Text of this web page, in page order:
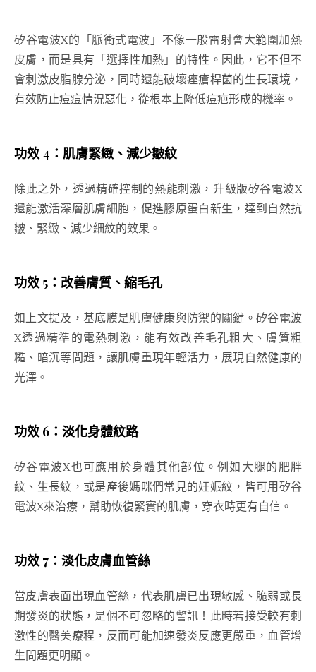
矽谷電波X的「脈衝式電波」不像一般雷射會大範圍加熱
皮膚，而是具有「選擇性加熱」的特性。因此，它不但不
會刺激皮脂腺分泌，同時還能破壞痤瘡桿菌的生長環境，
有效防止痘痘情況惡化，從根本上降低痘疤形成的機率。
功效 4：肌膚緊緻、減少皺紋
除此之外，透過精確控制的熱能刺激，升級版矽谷電波X
還能激活深層肌膚細胞，促進膠原蛋白新生，達到自然抗
皺、緊緻、減少細紋的效果。
功效 5：改善膚質、縮毛孔
如上文提及，基底膜是肌膚健康與防禦的關鍵。矽谷電波
X透過精準的電熱刺激，能有效改善毛孔粗大、膚質粗
糙、暗沉等問題，讓肌膚重現年輕活力，展現自然健康的
光澤。
功效 6：淡化身體紋路
矽谷電波X也可應用於身體其他部位。例如大腿的肥胖
紋、生長紋，或是產後媽咪們常見的妊娠紋，皆可用矽谷
電波X來治療，幫助恢復緊實的肌膚，穿衣時更有自信。
功效 7：淡化皮膚血管絲
當皮膚表面出現血管絲，代表肌膚已出現敏感、脆弱或長
期發炎的狀態，是個不可忽略的警訊！此時若接受較有刺
激性的醫美療程，反而可能加速發炎反應更嚴重，血管增
生問題更明顯。